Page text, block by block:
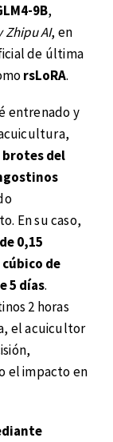
9B,
Zhipu AI, en
de última
rsLoRA.
entrenado y
brotes del
En su caso,
0,15
de
5 días.
2 horas
el acuicultor
el impacto en